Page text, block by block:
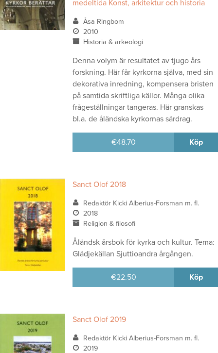
medeltida Konst, arkitektur och historia
Åsa Ringbom
2010
Historia & arkeologi
Denna volym är resultatet av tjugo års
forskning. Här får kyrkorna själva, med sin
dekorativa inredning, kompensera bristen
på samtida skriftliga källor. Många olika
frågeställningar tangeras. Här granskas
bl.a. de åländska kyrkornas särdrag.
€48.70 Köp
Sanct Olof 2018
Redaktör Kicki Alberius-Forsman m. fl.
2018
Religion & filosofi
Åländsk årsbok för kyrka och kultur. Tema:
Glädjekällan Sjuttioandra årgången.
€22.50 Köp
Sanct Olof 2019
Redaktör Kicki Alberius-Forsman m. fl.
2019